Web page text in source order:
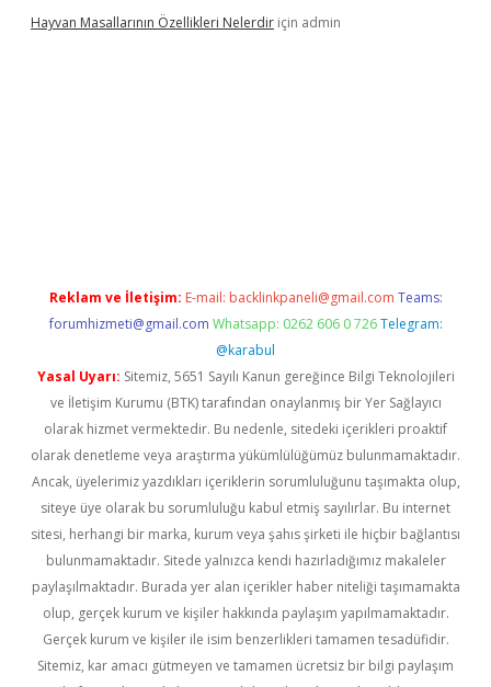
Hayvan Masallarının Özellikleri Nelerdir için admin
Reklam ve İletişim: E-mail: backlinkpaneli@gmail.com Teams:
forumhizmeti@gmail.com Whatsapp: 0262 606 0 726 Telegram:
@karabul
Yasal Uyarı: Sitemiz, 5651 Sayılı Kanun gereğince Bilgi Teknolojileri
ve İletişim Kurumu (BTK) tarafından onaylanmış bir Yer Sağlayıcı
olarak hizmet vermektedir. Bu nedenle, sitedeki içerikleri proaktif
olarak denetleme veya araştırma yükümlülüğümüz bulunmamaktadır.
Ancak, üyelerimiz yazdıkları içeriklerin sorumluluğunu taşımakta olup,
siteye üye olarak bu sorumluluğu kabul etmiş sayılırlar. Bu internet
sitesi, herhangi bir marka, kurum veya şahıs şirketi ile hiçbir bağlantısı
bulunmamaktadır. Sitede yalnızca kendi hazırladığımız makaleler
paylaşılmaktadır. Burada yer alan içerikler haber niteliği taşımamakta
olup, gerçek kurum ve kişiler hakkında paylaşım yapılmamaktadır.
Gerçek kurum ve kişiler ile isim benzerlikleri tamamen tesadüfidir.
Sitemiz, kar amacı gütmeyen ve tamamen ücretsiz bir bilgi paylaşım